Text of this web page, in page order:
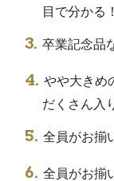
目で分かる！
卒業記念品
やや大きめ
だくさん入
全員がお揃
全員がお揃